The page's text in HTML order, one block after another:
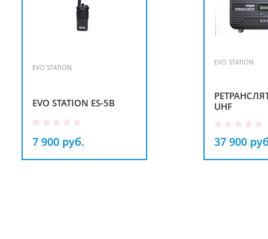
EVO STATION
EVO STATION ES-5B
7 900 руб.
EVO STATION
UHF
37 900